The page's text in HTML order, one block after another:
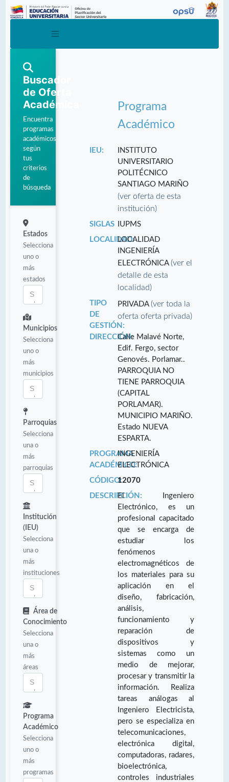
Buscador
de Oferta
Académica
Encuentra
programas
académicos
según
tus
criterios
de
búsqueda
Estados
Selecciona
uno o
más
estados
Municipios
Selecciona
uno o
más
municipios
Parroquias
Selecciona
una o
más
parroquias
Institución
(IEU)
Selecciona
una o
más
instituciones
Área de
Conocimiento
Selecciona
una o
más
áreas
Programa
Académico
Selecciona
uno o
más
programas
Programa
Académico
IEU:
INSTITUTO
UNIVERSITARIO
POLITÉCNICO
SANTIAGO MARIÑO
(ver oferta de esta
institución)
SIGLAS
IUPMS
LOCALIDAD:LOCALIDAD
INGENIERÍA
ELECTRÓNICA(ver el
detalle de esta
localidad)
TIPO
DE
GESTIÓN:
PRIVADA(ver toda la
oferta oferta privada)
DIRECCIÓN:Calle Malavé Norte,
Edif. Fergo, sector
Genovés. Porlamar..
PARROQUIA NO
TIENE PARROQUIA
(CAPITAL
PORLAMAR).
MUNICIPIO MARIÑO.
Estado NUEVA
ESPARTA.
PROGRAMA
ACADÉMICO:
INGENIERÍA
ELECTRÓNICA
CÓDIGO:12070
DESCRIPCIÓN:El Ingeniero
Electrónico, es un
profesional capacitado
que se encarga de
estudiar los
fenómenos
electromagnéticos de
los materiales para su
aplicación en el
diseño, fabricación,
análisis,
funcionamiento y
reparación de
dispositivos y
sistemas como un
medio de mejorar,
procesar y transmitir la
información. Realiza
tareas análogas al
Ingeniero Electricista,
pero se especializa en
telecomunicaciones,
electrónica digital,
computadoras, radares,
bioelectrónica,
controles industriales